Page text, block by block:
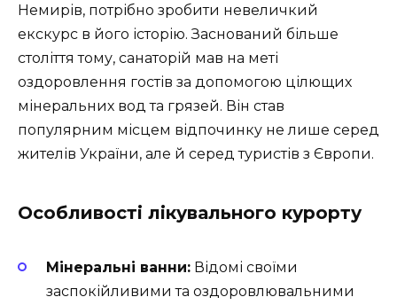
Немирів, потрібно зробити невеличкий
екскурс в його історію. Заснований більше
століття тому, санаторій мав на меті
оздоровлення гостів за допомогою цілющих
мінеральних вод та грязей. Він став
популярним місцем відпочинку не лише серед
жителів України, але й серед туристів з Європи.
Особливості лікувального курорту
Мінеральні ванни: Відомі своїми
заспокійливими та оздоровлювальними